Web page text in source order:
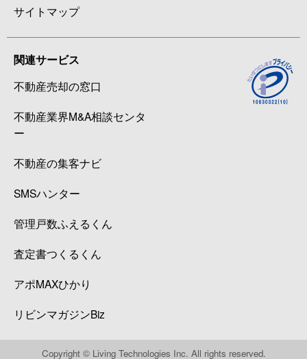
サイトマップ
関連サービス
不動産売却の窓口
不動産業界M&A相談センタ
ー
不動産の集客ナビ
SMSハンター
管理戸数ふえるくん
査定書つくるくん
アポMAXひかり
リビンマガジンBiz
Copyright © Living Technologies Inc. All rights reserved.